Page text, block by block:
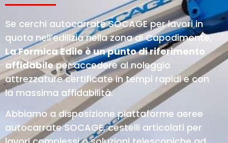
Se cerchi autocarrate SOCAGE per lavori in
quota nell’edilizia nella zona di Capodimonte,
La Formica Edile è un punto di riferimento
affidabileper accedere al noleggio
attrezzature certificate in tempi rapidi e con
la massima affidabilità.
Abbiamo a disposizione piattaforme aeree
autocarrate SOCAGE, cestelli articolati per